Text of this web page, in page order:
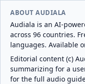
ABOUT AUDIALA
Audiala is an AI-
across 96 countries.
languages. Available
Editorial content (c)
summarizing for a
for the full audio